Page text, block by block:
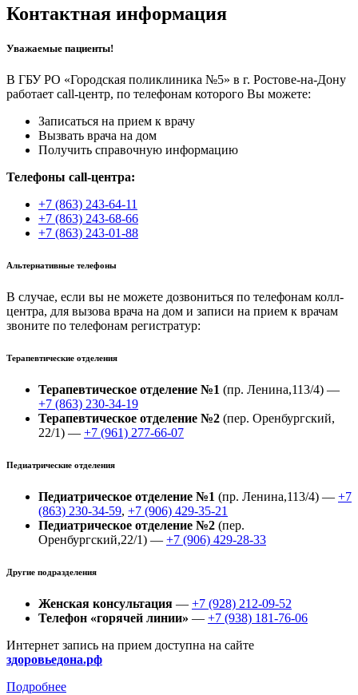
Контактная информация
Уважаемые пациенты!
В ГБУ РО «Городская поликлиника №5» в г. Ростове-на-Дону
работает call-центр, по телефонам которого Вы можете:
Записаться на прием к врачу
Вызвать врача на дом
Получить справочную информацию
Телефоны call-центра:
+7 (863) 243-64-11
+7 (863) 243-68-66
+7 (863) 243-01-88
Альтернативные телефоны
В случае, если вы не можете дозвониться по телефонам колл-
центра, для вызова врача на дом и записи на прием к врачам
звоните по телефонам регистратур:
Терапевтические отделения
Терапевтическое отделение №1 (пр. Ленина,113/4) —
+7 (863) 230-34-19
Терапевтическое отделение №2 (пер. Оренбургский,
22/1) — +7 (961) 277-66-07
Педиатрические отделения
Педиатрическое отделение №1 (пр. Ленина,113/4) — +7
(863) 230-34-59, +7 (906) 429-35-21
Педиатрическое отделение №2 (пер.
Оренбургский,22/1) — +7 (906) 429-28-33
Другие подразделения
Женская консультация — +7 (928) 212-09-52
Телефон «горячей линии» — +7 (938) 181-76-06
Интернет запись на прием доступна на сайте
здоровьедона.рф
Подробнее